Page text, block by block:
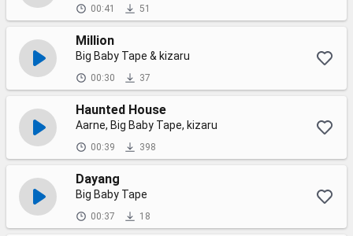
00:41 51
Million
Big Baby Tape & kizaru
00:30 37
Haunted House
Aarne, Big Baby Tape, kizaru
00:39 398
Dayang
Big Baby Tape
00:37 18